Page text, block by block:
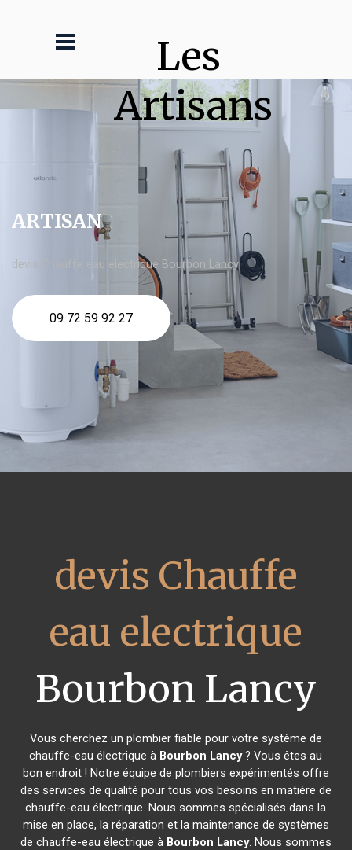
Les
Artisans
ARTISAN
devis Chauffe eau electrique Bourbon Lancy
09 72 59 92 27
devis Chauffe
eau electrique
Bourbon Lancy
Vous cherchez un plombier fiable pour votre système de
chauffe-eau électrique à Bourbon Lancy? Vous êtes au
bon endroit ! Notre équipe de plombiers expérimentés offre
des services de qualité pour tous vos besoins en matière de
chauffe-eau électrique. Nous sommes spécialisés dans la
mise en place, la réparation et la maintenance de systèmes
de chauffe-eau électrique à Bourbon Lancy. Nous sommes